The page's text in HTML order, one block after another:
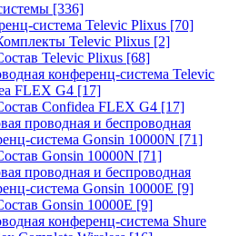
[336]
система Televic Plixus [70]
Televic Plixus [2]
Televic Plixus [68]
конференц-система Televic
FLEX G4 [17]
Confidea FLEX G4 [17]
проводная и беспроводная
система Gonsin 10000N [71]
Gonsin 10000N [71]
проводная и беспроводная
система Gonsin 10000E [9]
Gonsin 10000E [9]
конференц-система Shure